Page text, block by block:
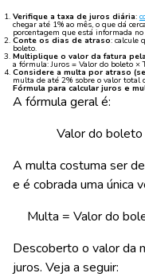
Verifique a taxa de juros diária:
chegar até 1% ao mês, o que dá
porcentagem que está informada
Conte os dias de atraso: calcule
boleto.
Multiplique o valor da fatura
a fórmula: Juros = Valor do boleto ×
Considere a multa por atraso
multa de até 2% sobre o valor total
Fórmula para calcular juros e
A fórmula geral é:
Valor do
A multa costuma ser
e é cobrada uma única
Multa = Valor do
Descoberto o valor da
juros. Veja a seguir: